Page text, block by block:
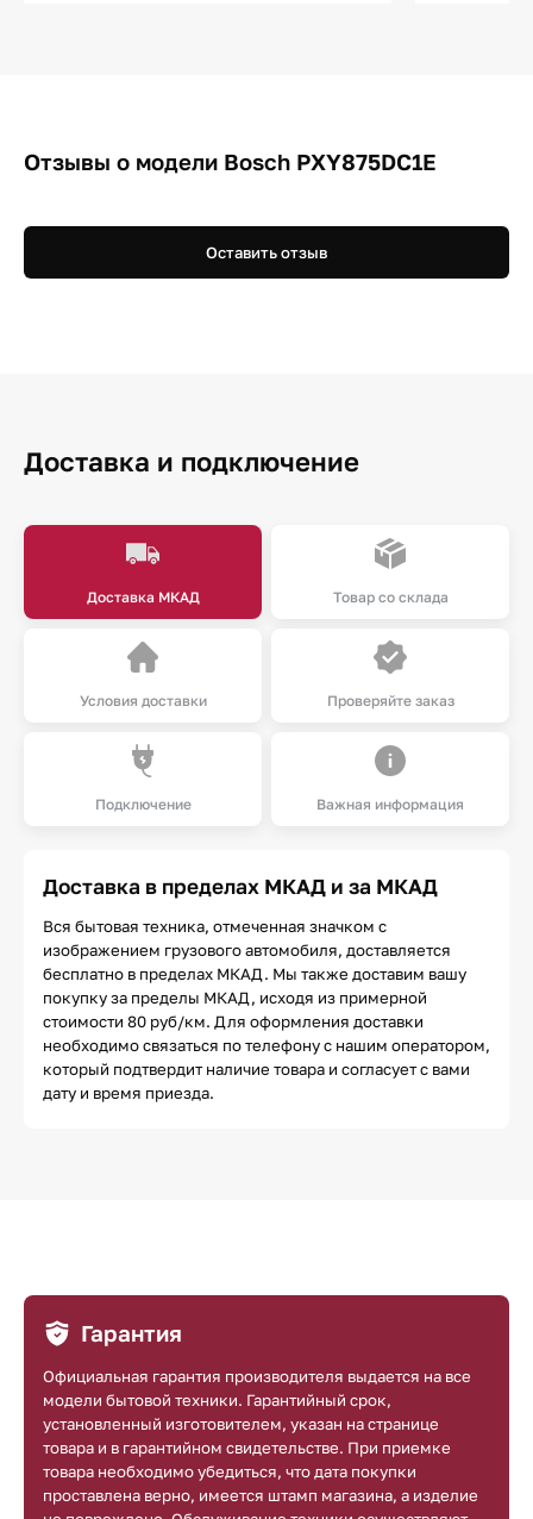
Отзывы о модели Bosch PXY875DC1E
Оставить отзыв
Доставка и подключение
Доставка МКАД Товар со склада
Условия доставки Проверяйте заказ
Подключение Важная информация
Доставка в пределах МКАД и за МКАД
Вся бытовая техника, отмеченная значком с
изображением грузового автомобиля, доставляется
бесплатно в пределах МКАД. Мы также доставим вашу
покупку за пределы МКАД, исходя из примерной
стоимости 80 руб/км. Для оформления доставки
необходимо связаться по телефону с нашим оператором,
который подтвердит наличие товара и согласует с вами
дату и время приезда.
Гарантия
Официальная гарантия производителя выдается на все
модели бытовой техники. Гарантийный срок,
установленный изготовителем, указан на странице
товара и в гарантийном свидетельстве. При приемке
товара необходимо убедиться, что дата покупки
проставлена верно, имеется штамп магазина, а изделие